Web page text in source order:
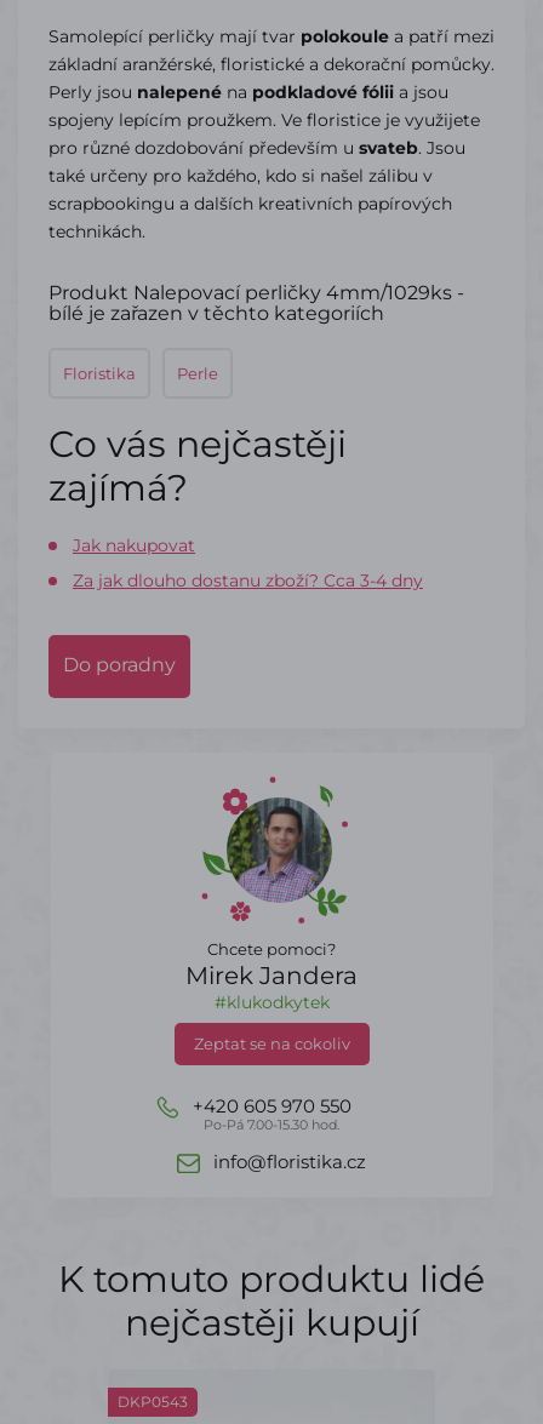
Samolepící perličky mají tvar polokoule a patří mezi
základní aranžérské, floristické a dekorační pomůcky.
Perly jsou nalepené na podkladové fólii a jsou
spojeny lepícím proužkem. Ve floristice je využijete
pro různé dozdobování především u svateb. Jsou
také určeny pro každého, kdo si našel zálibu v
scrapbookingu a dalších kreativních papírových
technikách.
Produkt Nalepovací perličky 4mm/1029ks -
bílé je zařazen v těchto kategoriích
Floristika Perle
Co vás nejčastěji
zajímá?
Jak nakupovat
Za jak dlouho dostanu zboží? Cca 3-4 dny
Do poradny
Chcete pomoci?
Mirek Jandera
#klukodkytek
Zeptat se na cokoliv
+420 605 970 550
Po-Pá 7.00-15.30 hod.
info@floristika.cz
K tomuto produktu lidé
nejčastěji kupují
DKP0543